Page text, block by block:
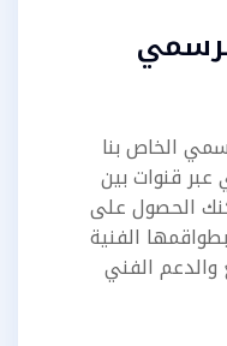
الخاص بنا
قنوات بين
الحصول على
الفنية
والدعم الفني